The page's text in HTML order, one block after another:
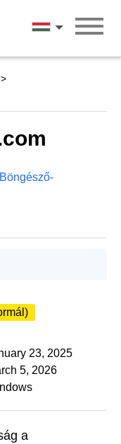
Magyar
Böngésző-
23, 2025
5, 2026
a